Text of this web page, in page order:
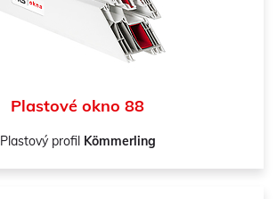
Plastové okno 88
Plastový profil Kömmerling